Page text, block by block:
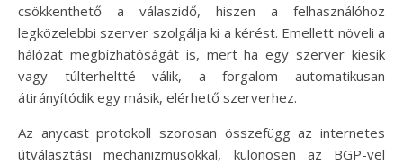
csökkenthető a válaszidő, hiszen a felhasználóhoz
legközelebbi szerver szolgálja ki a kérést. Emellett növeli a
hálózat megbízhatóságát is, mert ha egy szerver kiesik
vagy túlterheltté válik, a forgalom automatikusan
átirányítódik egy másik, elérhető szerverhez.
Az anycast protokoll szorosan összefügg az internetes
útválasztási mechanizmusokkal, különösen az BGP-vel